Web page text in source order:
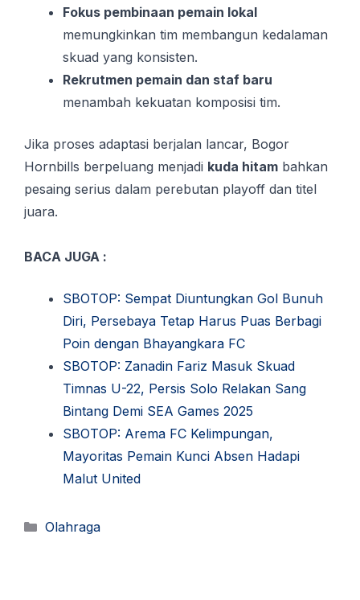
Fokus pembinaan pemain lokal
memungkinkan tim membangun kedalaman
skuad yang konsisten.
Rekrutmen pemain dan staf baru
menambah kekuatan komposisi tim.
Jika proses adaptasi berjalan lancar, Bogor
Hornbills berpeluang menjadi kuda hitam bahkan
pesaing serius dalam perebutan playoff dan titel
juara.
BACA JUGA :
SBOTOP: Sempat Diuntungkan Gol Bunuh
Diri, Persebaya Tetap Harus Puas Berbagi
Poin dengan Bhayangkara FC
SBOTOP: Zanadin Fariz Masuk Skuad
Timnas U-22, Persis Solo Relakan Sang
Bintang Demi SEA Games 2025
SBOTOP: Arema FC Kelimpungan,
Mayoritas Pemain Kunci Absen Hadapi
Malut United
Kategori
Olahraga